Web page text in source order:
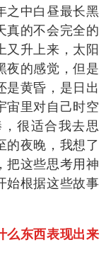
之中白昼最长黑
真的不会完全的
又升上来，太阳
夜的感觉，但是
是黄昏，是日出
宙里对自己时空
很适合我去思
的夜晚，我想了
把这些思考用神
始根据这些故事
么东西表现出来